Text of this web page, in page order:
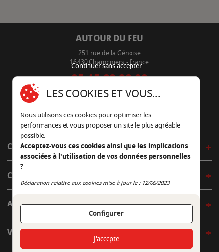
AUTOUR DU FEU
251 rue de la Génoise
16430 Champniers - France
05 45 22 98 09
Nous envoyer un e-mail
CÔTÉ OUTDOOR
CÔTÉ INDOOR
AUTOUR DE LA TABLE
VENIR EN BOUTIQUE
Continuer sans accepter
LES COOKIES ET VOUS...
Nous utilisons des cookies pour optimiser les
performances et vous proposer un site le plus agréable
possible.
Acceptez-vous ces cookies ainsi que les implications
associées à l'utilisation de vos données personnelles
?
Déclaration relative aux cookies mise à jour le : 12/06/2023
Configurer
Continuer sans accepter
J'accepte